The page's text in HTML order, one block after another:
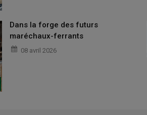
Dans la forge des futurs
maréchaux-ferrants
08 avril 2026